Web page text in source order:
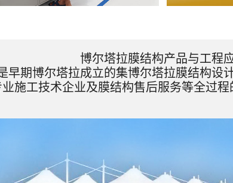
博尔塔拉膜结构产品与工程
早期博尔塔拉成立的集博尔塔拉膜结构设
施工技术企业及膜结构售后服务等全过程